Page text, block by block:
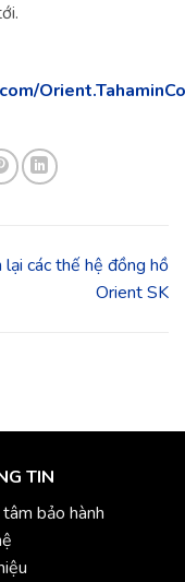
các thế hệ đồng hồ
Orient SK
TIN
bảo hành